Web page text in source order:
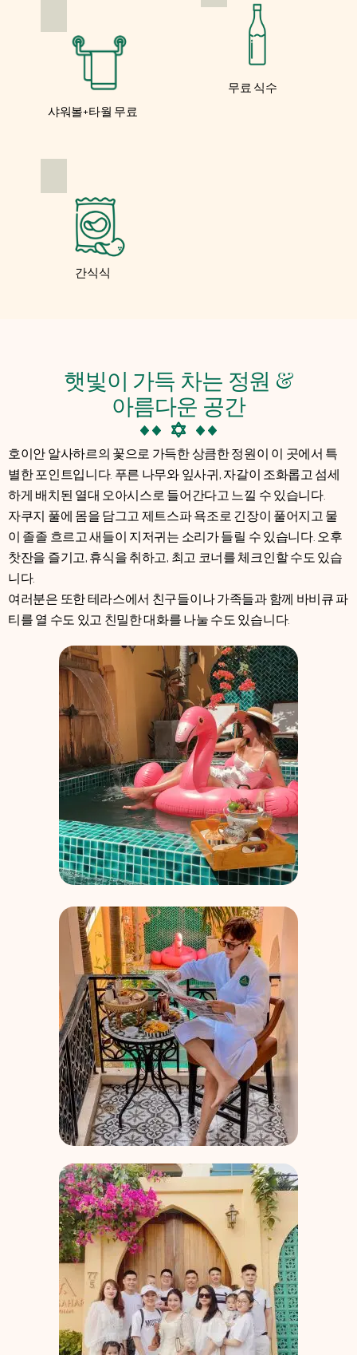
샤워볼+타월 무료
무료 식수
간식식
햇빛이 가득 차는 정원 &
아름다운 공간
호이안 알사하르의 꽃으로 가득한 상큼한 정원이 이 곳에서 특
별한 포인트입니다. 푸른 나무와 잎사귀, 자갈이 조화롭고 섬세
하게 배치된 열대 오아시스로 들어간다고 느낄 수 있습니다.
자쿠지 풀에 몸을 담그고 제트스파 욕조로 긴장이 풀어지고 물
이 졸졸 흐르고 새들이 지저귀는 소리가 들릴 수 있습니다. 오후
찻잔을 즐기고, 휴식을 취하고, 최고 코너를 체크인할 수도 있습
니다.
여러분은 또한 테라스에서 친구들이나 가족들과 함께 바비큐 파
티를 열 수도 있고 친밀한 대화를 나눌 수도 있습니다.